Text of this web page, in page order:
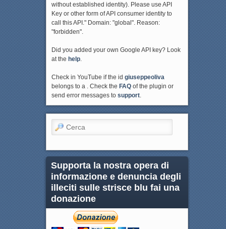
without established identity). Please use API
Key or other form of API consumer identity to
call this API." Domain: "global". Reason:
"forbidden".
Did you added your own Google API key? Look
at the help.
Check in YouTube if the id giuseppeoliva
belongs to a . Check the FAQof the plugin or
send error messages to support.
Cerca
Supporta la nostra opera di
informazione e denuncia degli
illeciti sulle strisce blu fai una
donazione